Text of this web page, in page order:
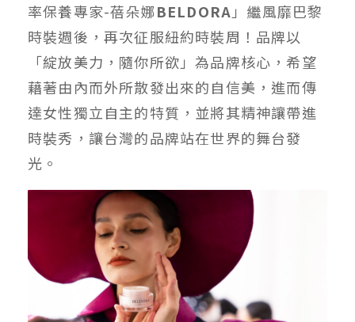
率保養專家-蓓朵娜BELDORA 」繼風靡巴黎
時裝週後，再次征服紐約時裝周！品牌以
「綻放美力，隨你所欲」為品牌核心，希望
藉著由內而外所散發出來的自信美，進而傳
達女性獨立自主的特質，並將其精神讓帶進
時裝秀，讓台灣的品牌站在世界的舞台發
光。